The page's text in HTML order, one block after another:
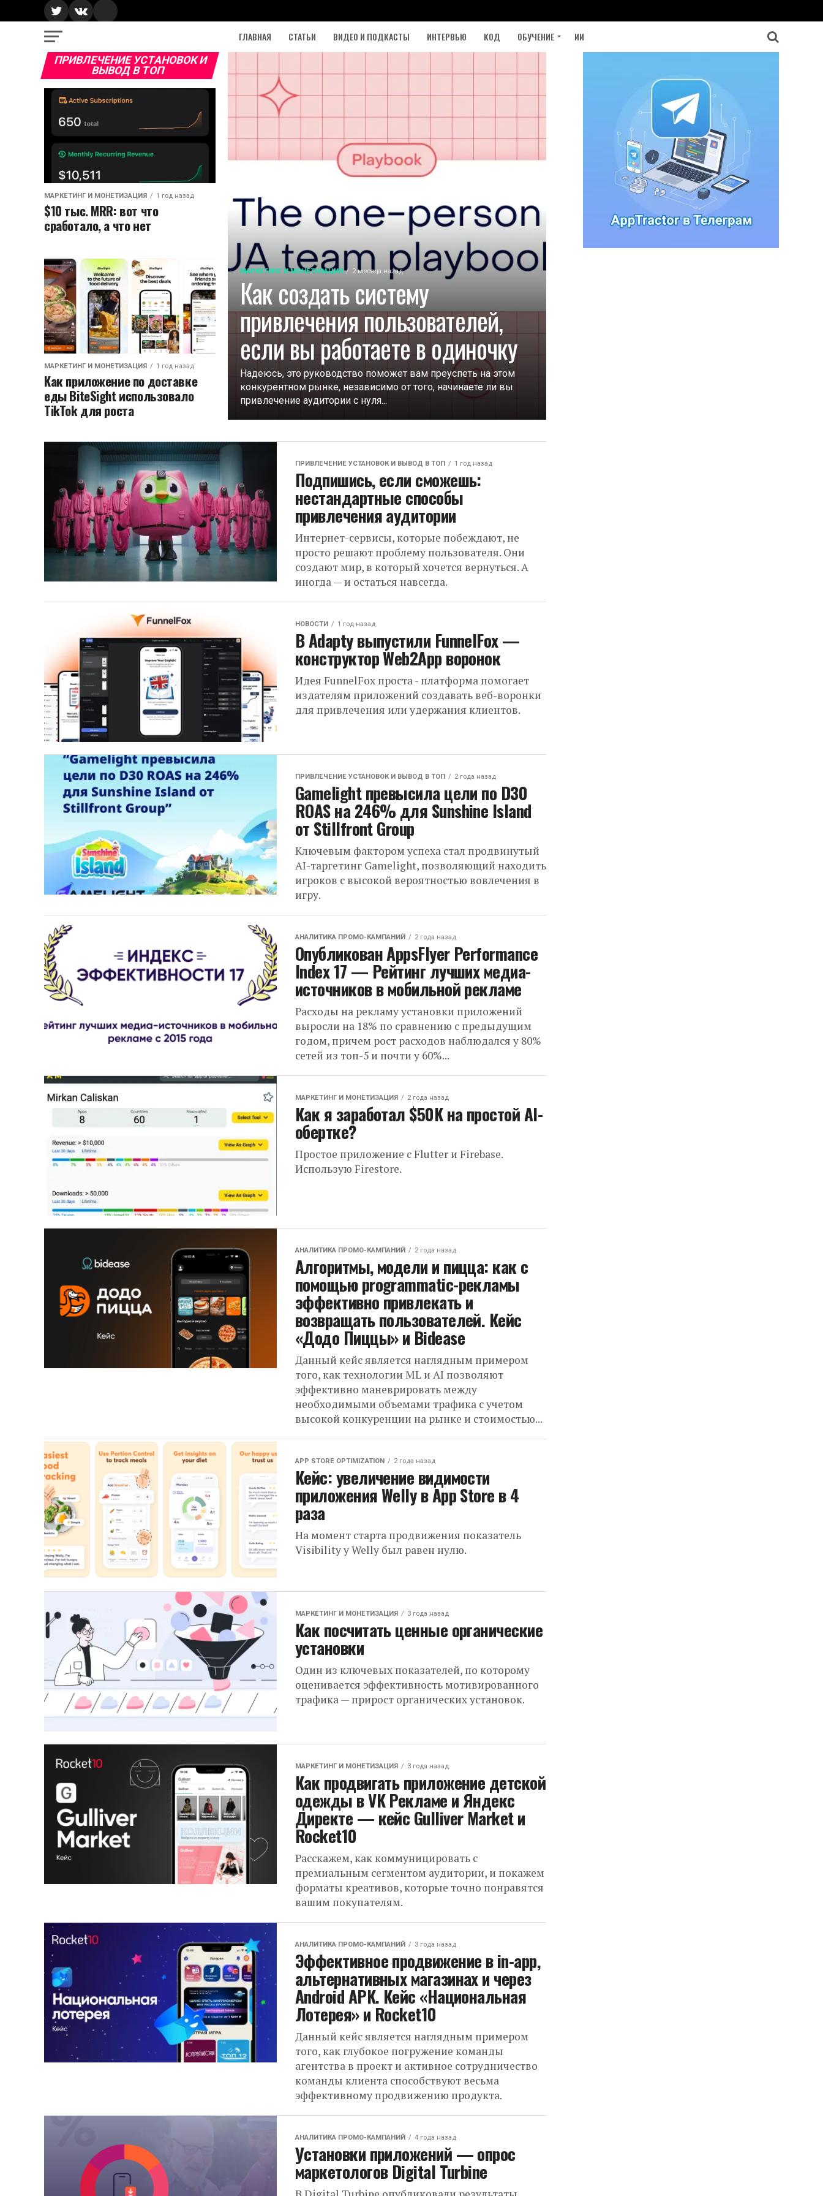
ГЛАВНАЯ СТАТЬИ ВИДЕО И ПОДКАСТЫ ИНТЕРВЬЮ КОД ОБУЧЕНИЕ ИИ
МАРКЕТИНГ И МОНЕТИЗАЦИЯ 2 месяца назад
Как создать систему
привлечения пользователей,
если вы работаете в одиночку
Надеюсь, это руководство поможет вам преуспеть на этом
конкурентном рынке, независимо от того, начинаете ли вы
привлечение аудитории с нуля...
ПРИВЛЕЧЕНИЕ УСТАНОВОК И
ВЫВОД В ТОП
МАРКЕТИНГ И МОНЕТИЗАЦИЯ 1 год назад
$10 тыс. MRR: вот что
сработало, а что нет
МАРКЕТИНГ И МОНЕТИЗАЦИЯ 1 год назад
Как приложение по доставке
еды BiteSight использовало
TikTok для роста
ПРИВЛЕЧЕНИЕ УСТАНОВОК И ВЫВОД В ТОП 1 год назад
Подпишись, если сможешь:
нестандартные способы
привлечения аудитории
Интернет-сервисы, которые побеждают, не
просто решают проблему пользователя. Они
создают мир, в который хочется вернуться. А
иногда — и остаться навсегда.
НОВОСТИ 1 год назад
В Adapty выпустили FunnelFox —
конструктор Web2App воронок
Идея FunnelFox проста - платформа помогает
издателям приложений создавать веб-воронки
для привлечения или удержания клиентов.
ПРИВЛЕЧЕНИЕ УСТАНОВОК И ВЫВОД В ТОП 2 года назад
Gamelight превысила цели по D30
ROAS на 246% для Sunshine Island
от Stillfront Group
Ключевым фактором успеха стал продвинутый
AI-таргетинг Gamelight, позволяющий находить
игроков с высокой вероятностью вовлечения в
игру.
АНАЛИТИКА ПРОМО-КАМПАНИЙ 2 года назад
Опубликован AppsFlyer Performance
Index 17 — Рейтинг лучших медиа-
источников в мобильной рекламе
Расходы на рекламу установки приложений
выросли на 18% по сравнению с предыдущим
годом, причем рост расходов наблюдался у 80%
сетей из топ-5 и почти у 60%...
МАРКЕТИНГ И МОНЕТИЗАЦИЯ 2 года назад
Как я заработал $50K на простой AI-
обертке?
Простое приложение с Flutter и Firebase.
Использую Firestore.
АНАЛИТИКА ПРОМО-КАМПАНИЙ 2 года назад
Алгоритмы, модели и пицца: как с
помощью programmatic-рекламы
эффективно привлекать и
возвращать пользователей. Кейс
«Додо Пиццы» и Bidease
Данный кейс является наглядным примером
того, как технологии ML и AI позволяют
эффективно маневрировать между
необходимыми объемами трафика с учетом
высокой конкуренции на рынке и стоимостью...
APP STORE OPTIMIZATION 2 года назад
Кейс: увеличение видимости
приложения Welly в App Store в 4
раза
На момент старта продвижения показатель
Visibility у Welly был равен нулю.
МАРКЕТИНГ И МОНЕТИЗАЦИЯ 3 года назад
Как посчитать ценные органические
установки
Один из ключевых показателей, по которому
оценивается эффективность мотивированного
трафика — прирост органических установок.
МАРКЕТИНГ И МОНЕТИЗАЦИЯ 3 года назад
Как продвигать приложение детской
одежды в VK Рекламе и Яндекс
Директе — кейс Gulliver Market и
Rocket10
Расскажем, как коммуницировать с
премиальным сегментом аудитории, и покажем
форматы креативов, которые точно понравятся
вашим покупателям.
АНАЛИТИКА ПРОМО-КАМПАНИЙ 3 года назад
Эффективное продвижение в in-app,
альтернативных магазинах и через
Android APK. Кейс «Национальная
Лотерея» и Rocket10
Данный кейс является наглядным примером
того, как глубокое погружение команды
агентства в проект и активное сотрудничество
команды клиента способствуют весьма
эффективному продвижению продукта.
АНАЛИТИКА ПРОМО-КАМПАНИЙ 4 года назад
Установки приложений — опрос
маркетологов Digital Turbine